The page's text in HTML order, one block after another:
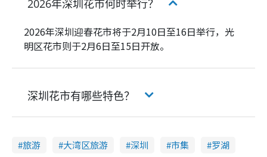
2026年深圳花市何时举行？
2026年深圳迎春花市将于2月10日至16日举行，光
明区花市则于2月6日至15日开放。
深圳花市有哪些特色？
旅游 大湾区旅游 深圳 市集
罗湖